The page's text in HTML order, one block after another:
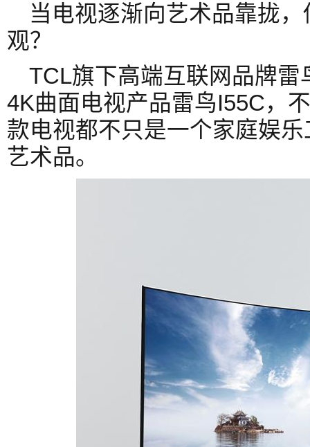
当电视逐渐向艺术品靠拢
观？
TCL旗下高端互联网品牌
4K曲面电视产品雷鸟I55C，
款电视都不只是一个家庭娱
艺术品。